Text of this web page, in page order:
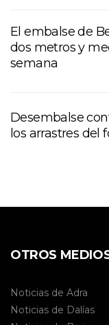
El embalse de
dos metros y
semana
Desembalse
los arrastres del
OTROS
Noticias de Adra
Noticias de Dalías